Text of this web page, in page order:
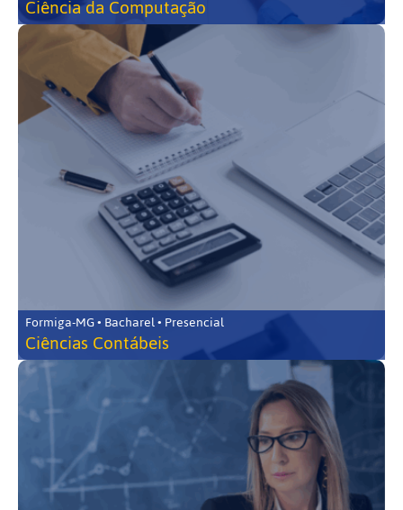
Ciência da Computação
Formiga-MG • Bacharel • Presencial
Ciências Contábeis